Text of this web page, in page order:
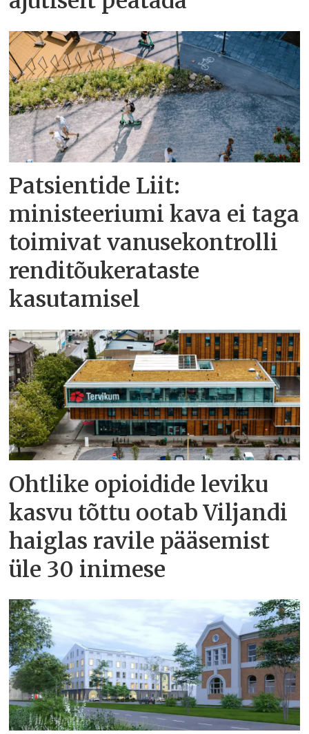
Patsientide Liit:
ministeeriumi kava ei taga
toimivat vanusekontrolli
renditõukerataste
kasutamisel
Ohtlike opioidide leviku
kasvu tõttu ootab Viljandi
haiglas ravile pääsemist
üle 30 inimese